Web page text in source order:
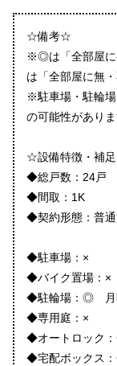
☆備考☆
※◎は「全部屋に
は「全部屋に無
※駐車場・駐輪
の可能性があり
☆設備特徴・補
◆総戸数：24戸
◆間取：1K
◆契約形態：普
◆駐車場：×
◆バイク置場：×
◆駐輪場：◎ 月
◆専用庭：×
◆オートロック
◆宅配ボックス